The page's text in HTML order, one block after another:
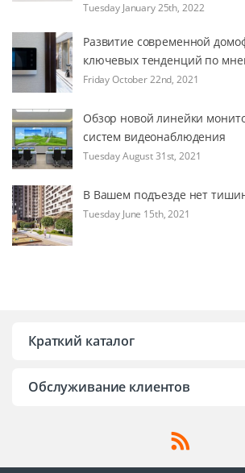
Tuesday January 25th, 2022
Развитие современной
ключевых тенденций по
Friday October 22nd, 2021
Обзор новой линейки
систем видеонаблюдения
Tuesday August 31st, 2021
В Вашем подъезде нет
Tuesday June 15th, 2021
Краткий каталог
Обслуживание клиентов